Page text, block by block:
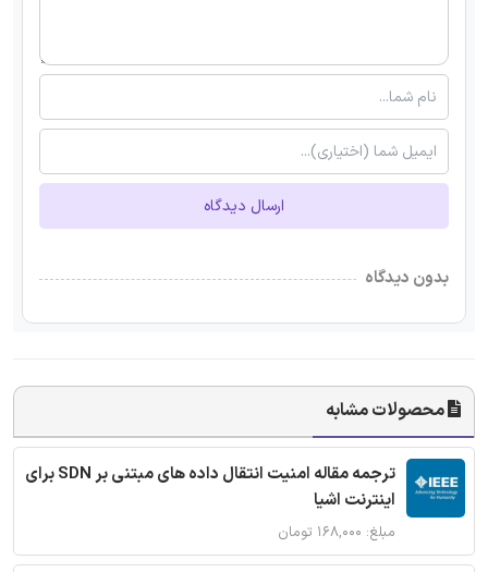
ارسال دیدگاه
بدون دیدگاه
محصولات مشابه
ترجمه مقاله امنیت انتقال داده های مبتنی بر SDN برای
اینترنت اشیا
مبلغ: ۱۶۸,۰۰۰ تومان